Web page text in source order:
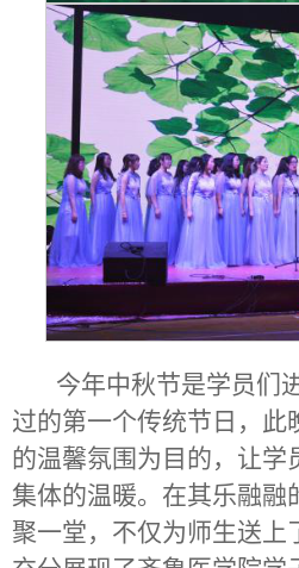
今年中秋节是学员们
过的第一个传统节日，此
的温馨氛围为目的，让学
集体的温暖。在其乐融融
聚一堂，不仅为师生送上